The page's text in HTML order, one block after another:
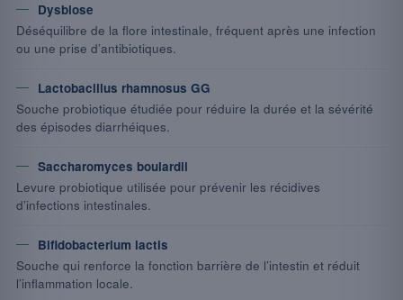
Dysbiose
Déséquilibre de la flore intestinale, fréquent après une infection
ou une prise d’antibiotiques.
Lactobacillus rhamnosus GG
Souche probiotique étudiée pour réduire la durée et la sévérité
des épisodes diarrhéiques.
Saccharomyces boulardii
Levure probiotique utilisée pour prévenir les récidives
d’infections intestinales.
Bifidobacterium lactis
Souche qui renforce la fonction barrière de l’intestin et réduit
l’inflammation locale.